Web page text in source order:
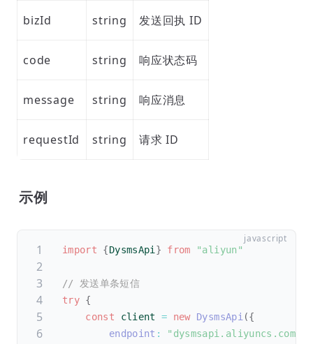
bizId string 发送回执 ID
code string 响应状态码
message string 响应消息
requestId string 请求 ID
示例
import {DysmsApi } from "aliyun"
// 发送单条短信
try {
const client = new DysmsApi ({
endpoint : "dysmsapi.aliyuncs.com"